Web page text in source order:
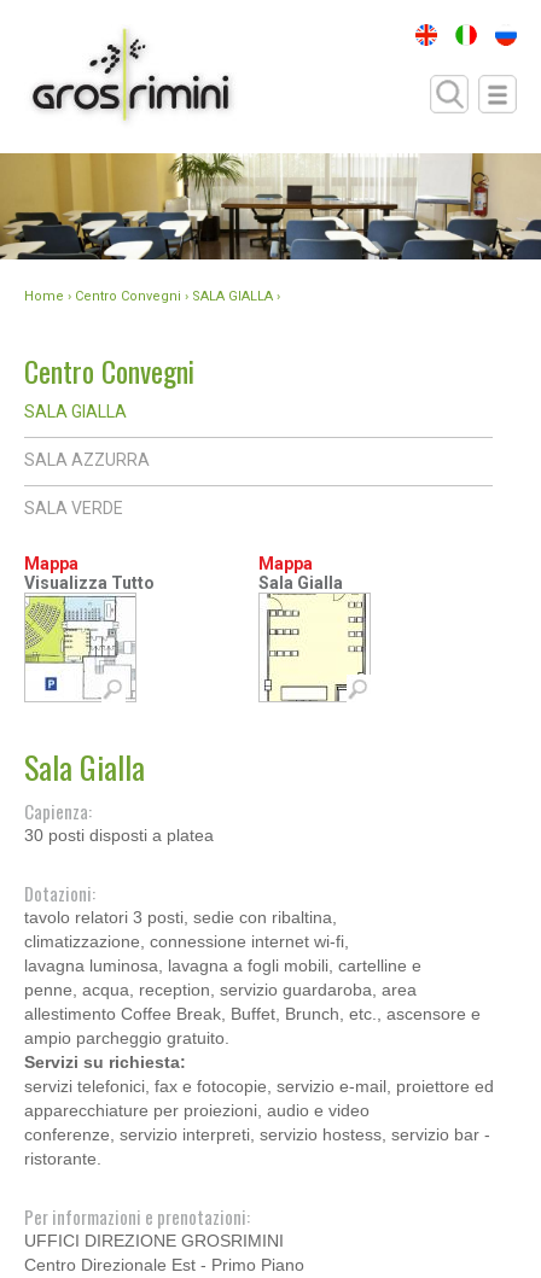
Home › Centro Convegni › SALA GIALLA ›
Centro Convegni
SALA GIALLA
SALA AZZURRA
SALA VERDE
Mappa
Visualizza Tutto
Mappa
Sala Gialla
Sala Gialla
Capienza:
30 posti disposti a platea
Dotazioni:
tavolo relatori 3 posti, sedie con ribaltina,
climatizzazione, connessione internet wi-fi,
lavagna luminosa, lavagna a fogli mobili, cartelline e
penne, acqua, reception, servizio guardaroba, area
allestimento Coffee Break, Buffet, Brunch, etc., ascensore e
ampio parcheggio gratuito.
Servizi su richiesta:
servizi telefonici, fax e fotocopie, servizio e-mail, proiettore ed
apparecchiature per proiezioni, audio e video
conferenze, servizio interpreti, servizio hostess, servizio bar -
ristorante.
Per informazioni e prenotazioni:
UFFICI DIREZIONE GROSRIMINI
Centro Direzionale Est - Primo Piano